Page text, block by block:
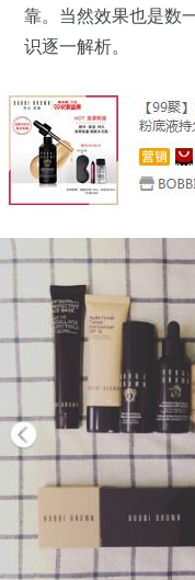
靠。当然效果也是数
识逐一解析。